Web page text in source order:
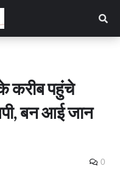
के करीब पहुंचे
बन आई जान
0